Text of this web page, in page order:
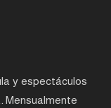
y espectáculos
Mensualmente